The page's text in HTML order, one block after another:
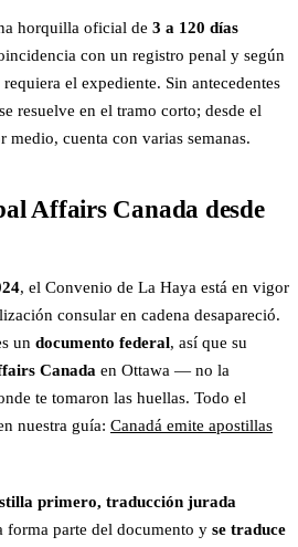
horquilla oficial de 3 a 120 días
con un registro penal y según
el expediente. Sin antecedentes
resuelve en el tramo corto; desde el
medio, cuenta con varias semanas.
Affairs Canada desde
, el Convenio de La Haya está en vigor
consular en cadena desapareció.
un documento federal, así que su
Canada en Ottawa — no la
te tomaron las huellas. Todo el
nuestra guía: Canadá emite apostillas
primero, traducción jurada
forma parte del documento y se traduce